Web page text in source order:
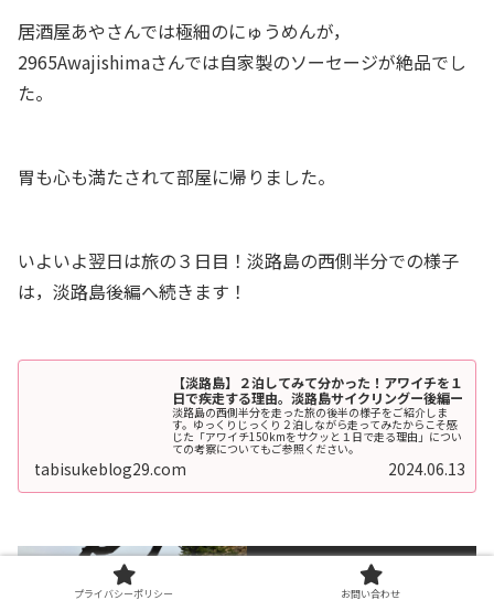
居酒屋あやさんでは極細のにゅうめんが，
2965Awajishimaさんでは自家製のソーセージが絶品でし
た。
胃も心も満たされて部屋に帰りました。
いよいよ翌日は旅の３日目！淡路島の西側半分での様子
は，淡路島後編へ続きます！
【淡路島】２泊してみて分かった！アワイチを１
日で疾走する理由。淡路島サイクリングー後編ー
淡路島の西側半分を走った旅の後半の様子をご紹介しま
す。ゆっくりじっくり２泊しながら走ってみたからこそ感
じた「アワイチ150kmをサクッと１日で走る理由」につい
ての考察についてもご参照ください。
tabisukeblog29.com 2024.06.13
Follow me!
プライバシーポリシー お問い合わせ